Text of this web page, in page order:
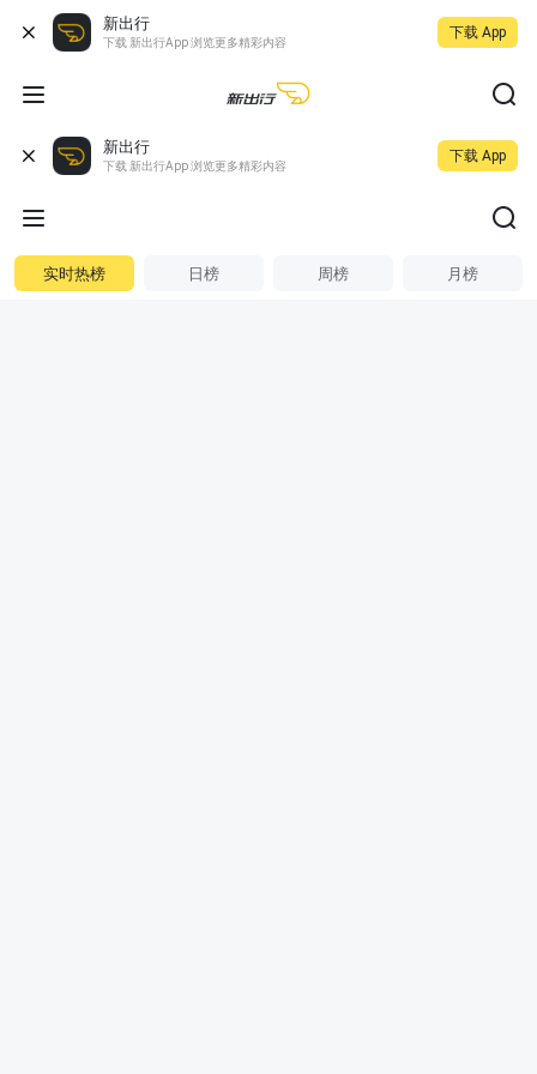
新出行
下载 新出行App 浏览更多精彩内容
下载 App
新出行
下载 新出行App 浏览更多精彩内容
下载 App
实时热榜 日榜 周榜 月榜